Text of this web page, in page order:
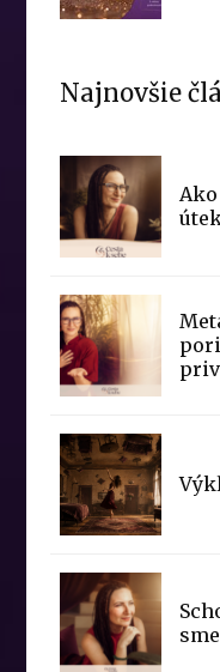
Najnovšie